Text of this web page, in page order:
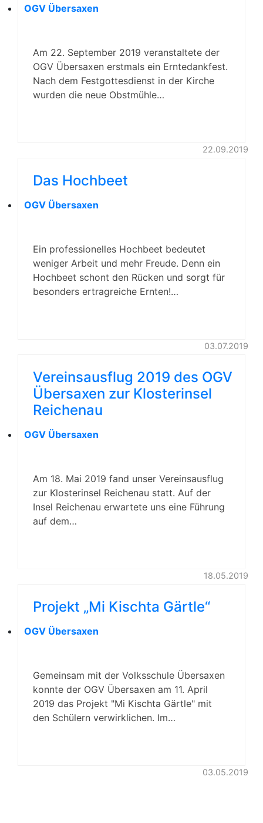
OGV Übersaxen
Am 22. September 2019 veranstaltete der
OGV Übersaxen erstmals ein Erntedankfest.
Nach dem Festgottesdienst in der Kirche
wurden die neue Obstmühle…
22.09.2019
Das Hochbeet
OGV Übersaxen
Ein professionelles Hochbeet bedeutet
weniger Arbeit und mehr Freude. Denn ein
Hochbeet schont den Rücken und sorgt für
besonders ertragreiche Ernten!…
03.07.2019
Vereinsausflug 2019 des OGV
Übersaxen zur Klosterinsel
Reichenau
OGV Übersaxen
Am 18. Mai 2019 fand unser Vereinsausflug
zur Klosterinsel Reichenau statt. Auf der
Insel Reichenau erwartete uns eine Führung
auf dem…
18.05.2019
Projekt „Mi Kischta Gärtle“
OGV Übersaxen
Gemeinsam mit der Volksschule Übersaxen
konnte der OGV Übersaxen am 11. April
2019 das Projekt "Mi Kischta Gärtle" mit
den Schülern verwirklichen. Im…
03.05.2019